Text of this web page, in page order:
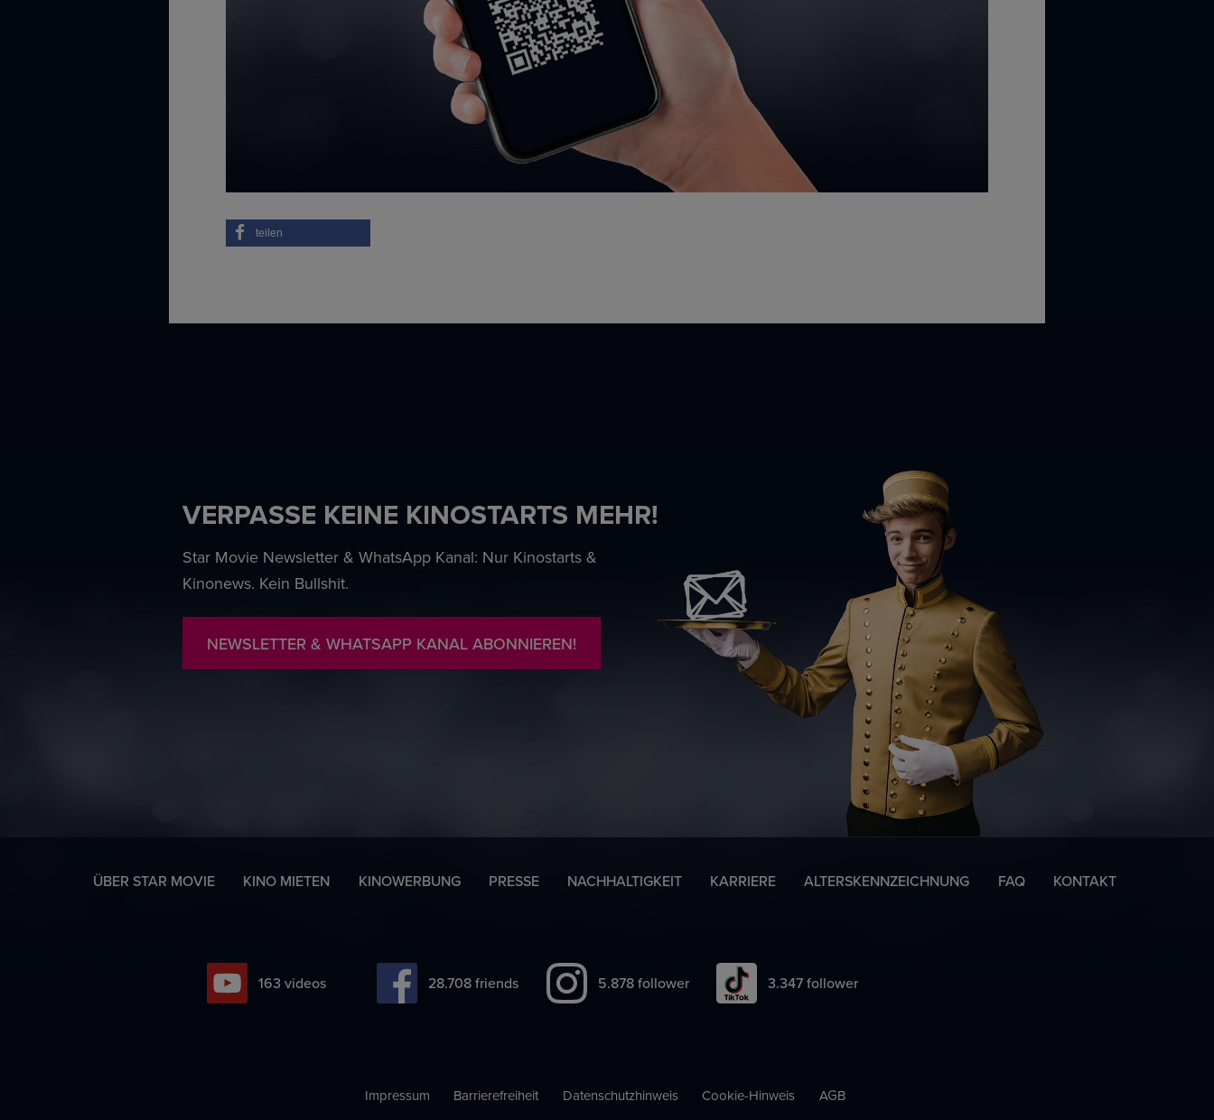
teilen
VERPASSE KEINE KINOSTARTS MEHR!
Star Movie Newsletter & WhatsApp Kanal: Nur Kinostarts &
Kinonews. Kein Bullshit.
NEWSLETTER & WHATSAPP KANAL ABONNIEREN!
ÜBER STAR MOVIE KINO MIETEN KINOWERBUNG PRESSE NACHHALTIGKEIT KARRIERE ALTERSKENNZEICHNUNG FAQ KONTAKT
224 videos 39.371friends 8.061follower 4.587follower
Impressum Barrierefreiheit Datenschutzhinweis Cookie-Hinweis AGB